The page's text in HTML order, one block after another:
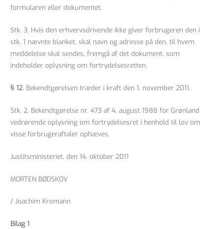
formularen eller dokumentet.
Stk. 3. Hvis den erhvervsdrivende ikke giver forbrugeren den i
stk. 1 nævnte blanket, skal navn og adresse på den, til hvem
meddelelse skal sendes, fremgå af det dokument, som
indeholder oplysning om fortrydelsesretten.
§ 12. Bekendtgørelsen træder i kraft den 1. november 2011.
Stk. 2. Bekendtgørelse nr. 473 af 4. august 1988 for Grønland
vedrørende oplysning om fortrydelsesret i henhold til lov om
visse forbrugeraftaler ophæves.
Justitsministeriet, den 14. oktober 2011
MORTEN BØDSKOV
/ Joachim Kromann
Bilag 1